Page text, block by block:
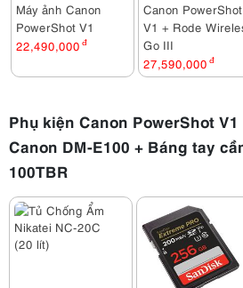
Máy ảnh Canon
PowerShot V1
22,490,000 đ
Canon PowerShot
V1 + Rode
Go III
27,590,000 đ
Phụ kiện Canon PowerShot
Canon DM-E100 + Báng tay
100TBR